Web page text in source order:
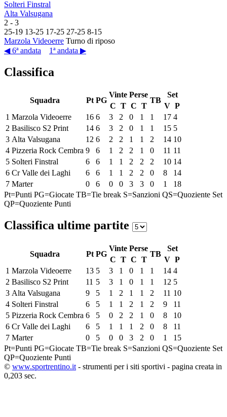
Solteri Finstral
Alta Valsugana
2 - 3
25-19 13-25 17-25 27-25 8-15
Marzola Videoerre Turno di riposo
◀ 6ª andata
1ª andata ▶
Classifica
Squadra Pt PG
Vinte Perse
TB
Set
C T C T V P
1 Marzola Videoerre 16 6 3 2 0 1 1 17 4
2 Basilisco S2 Print 14 6 3 2 0 1 1 15 5
3 Alta Valsugana 12 6 2 2 1 1 2 14 10
4 Pizzeria Rock Cembra 9 6 1 2 2 1 0 11 11
5 Solteri Finstral 6 6 1 1 2 2 2 10 14
6 Cr Valle dei Laghi 6 6 1 1 2 2 0 8
14
7 Marter 0 6 0 0 3 3 0 1
18
Pt=Punti PG=Giocate TB=Tie break S=Sanzioni QS=Quoziente Set
QP=Quoziente Punti
Classifica ultime partite
Squadra Pt PG
Vinte Perse
TB
Set
C T C T V P
1 Marzola Videoerre 13 5 3 1 0 1 1 14 4
2 Basilisco S2 Print 11 5 3 1 0 1 1 12 5
3 Alta Valsugana 9 5 1 2 1 1 2 11 10
4 Solteri Finstral 6 5 1 1 2 1 2 9
11
5 Pizzeria Rock Cembra 6 5 0 2 2 1 0 8
10
6 Cr Valle dei Laghi 6 5 1 1 1 2 0 8
11
7 Marter 0 5 0 0 3 2 0 1
15
Pt=Punti PG=Giocate TB=Tie break S=Sanzioni QS=Quoziente Set
QP=Quoziente Punti
© www.sportrentino.it - strumenti per i siti sportivi - pagina creata in
0,203 sec.